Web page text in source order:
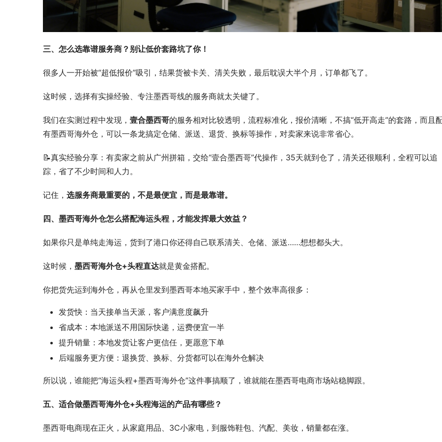
三、怎么选靠谱服务商？别让低价套路坑了你！
很多人一开始被“超低报价”吸引，结果货被卡关、清关失败，最后耽误大半个月，订单都飞了。
这时候，选择有实操经验、专注墨西哥线的服务商就太关键了。
我们在实测过程中发现， 壹合墨西哥的服务相对比较透明，流程标准化，报价清晰，不搞“低开高走”的套路，而且
有墨西哥海外仓，可以一条龙搞定仓储、派送、退货、换标等操作，对卖家来说非常省心。
📝真实经验分享：有卖家之前从广州拼箱，交给“壹合墨西哥”代操作，35天就到仓了，清关还很顺利，全程可以追
踪，省了不少时间和人力。
记住， 选服务商最重要的，不是最便宜，而是最靠谱。
四、墨西哥海外仓怎么搭配海运头程，才能发挥最大效益？
如果你只是单纯走海运，货到了港口你还得自己联系清关、仓储、派送……想想都头大。
这时候， 墨西哥海外仓+头程直达就是黄金搭配。
你把货先运到海外仓，再从仓里发到墨西哥本地买家手中，整个效率高很多：
发货快：当天接单当天派，客户满意度飙升
省成本：本地派送不用国际快递，运费便宜一半
提升销量：本地发货让客户更信任，更愿意下单
后端服务更方便：退换货、换标、分货都可以在海外仓解决
所以说，谁能把“海运头程+墨西哥海外仓”这件事搞顺了，谁就能在墨西哥电商市场站稳脚跟。
五、适合做墨西哥海外仓+头程海运的产品有哪些？
墨西哥电商现在正火，从家庭用品、3C小家电，到服饰鞋包、汽配、美妆，销量都在涨。